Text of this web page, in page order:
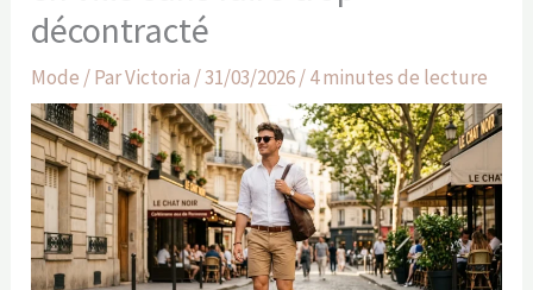
décontracté
Mode / ParVictoria /31/03/2026/4 minutes de lecture